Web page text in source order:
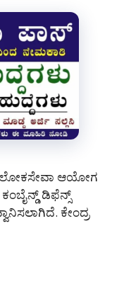
ಲೋಕಸೇವಾ ಆಯೋಗ
ಡಿಫೆನ್ಸ್
ಕೇಂದ್ರ